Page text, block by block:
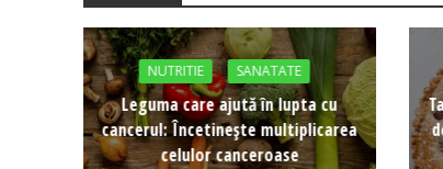
NUTRITIE SANATATE
Leguma care ajută în lupta cu
cancerul: Încetinește multiplicarea
celulor canceroase